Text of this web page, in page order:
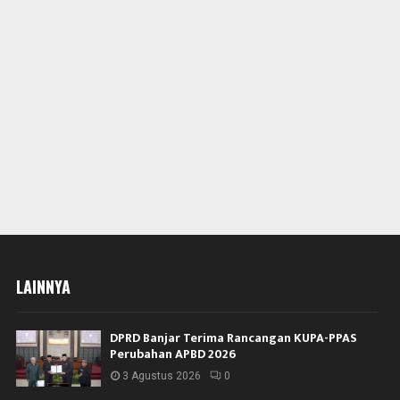
LAINNYA
DPRD Banjar Terima Rancangan KUPA-PPAS
Perubahan APBD 2026
3 Agustus 2026 0